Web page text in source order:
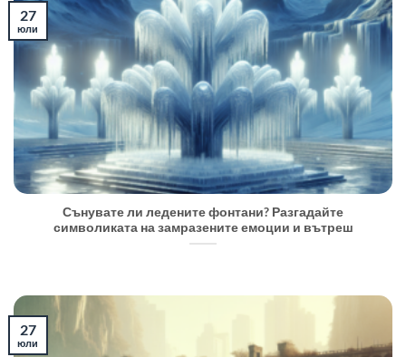
Сънувате ли ледените фонтани? Разгадайте
символиката на замразените емоции и вътреш
27
юли
27
юли